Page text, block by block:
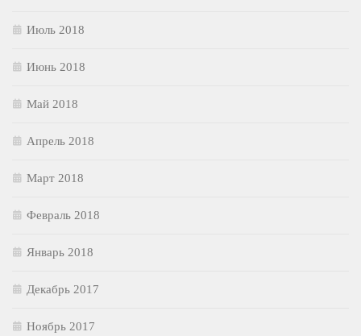
Июль 2018
Июнь 2018
Май 2018
Апрель 2018
Март 2018
Февраль 2018
Январь 2018
Декабрь 2017
Ноябрь 2017